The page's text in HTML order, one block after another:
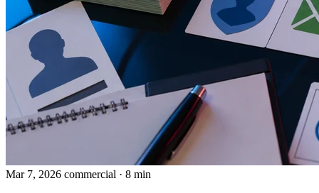
Mar 7, 2026 commercial · 8 min